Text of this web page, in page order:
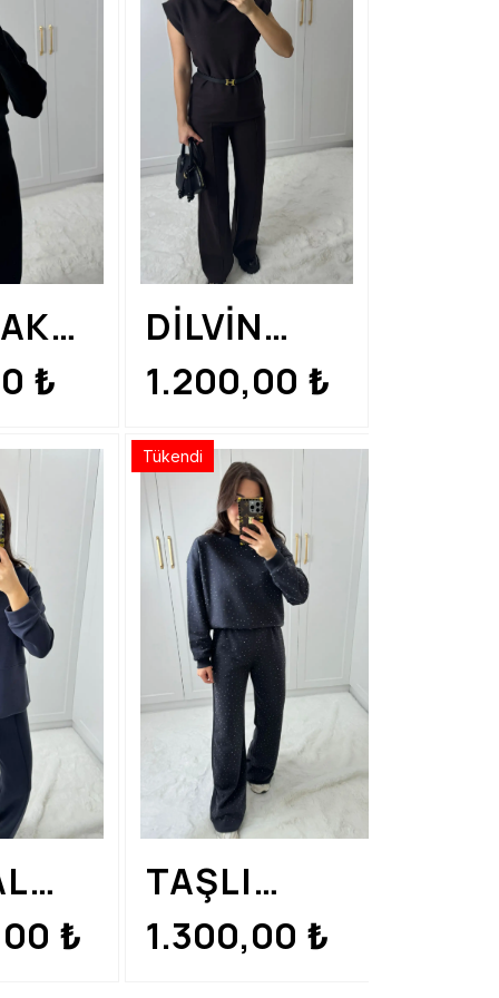
₺
DİLVİN
ÖRME
TAKIM
KAHVE
RENK
1.200,00 ₺
YAN
₺
TAŞLI
SWEATHIRT
1.300,00 ₺
Tükendi